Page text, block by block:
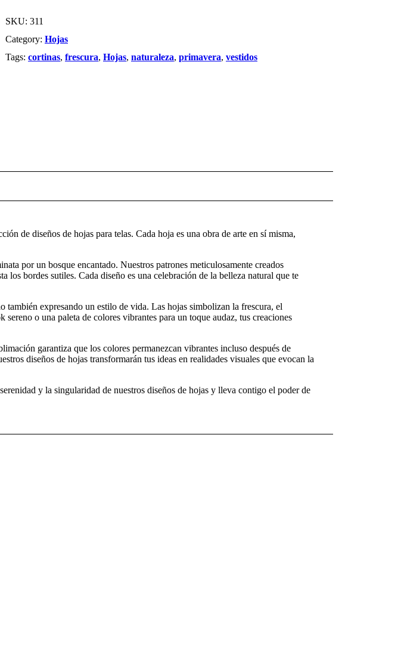
claro
quantity
SKU: 311
Category: Hojas
Tags: cortinas, frescura, Hojas, naturaleza, primavera, vestidos
de diseños de hojas para telas. Cada hoja es una obra de arte en sí misma,
por un bosque encantado. Nuestros patrones meticulosamente creados
los bordes sutiles. Cada diseño es una celebración de la belleza natural que te
también expresando un estilo de vida. Las hojas simbolizan la frescura, el
o una paleta de colores vibrantes para un toque audaz, tus creaciones
garantiza que los colores permanezcan vibrantes incluso después de
diseños de hojas transformarán tus ideas en realidades visuales que evocan la
y la singularidad de nuestros diseños de hojas y lleva contigo el poder de